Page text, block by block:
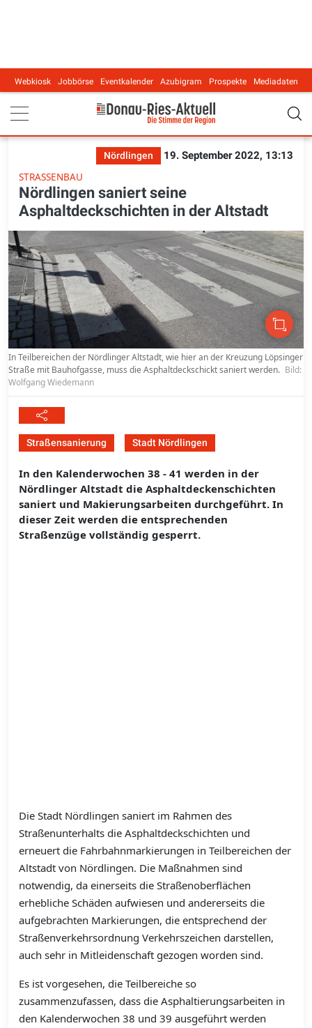
Main navigation
Webkiosk Jobbörse Eventkalender Azubigram Prospekte Mediadaten
Nördlingen
19. September 2022, 13:13
STRASSENBAU
Nördlingen saniert seine
Asphaltdeckschichten in der Altstadt
In Teilbereichen der Nördlinger Altstadt, wie hier an der Kreuzung Löpsinger
Straße mit Bauhofgasse, muss die Asphaltdeckschickt saniert werden. Bild:
Wolfgang Wiedemann
Straßensanierung Stadt Nördlingen
In den Kalenderwochen 38 - 41 werden in der
Nördlinger Altstadt die Asphaltdeckenschichten
saniert und Makierungsarbeiten durchgeführt. In
dieser Zeit werden die entsprechenden
Straßenzüge vollständig gesperrt.
Die Stadt Nördlingen saniert im Rahmen des
Straßenunterhalts die Asphaltdeckschichten und
erneuert die Fahrbahnmarkierungen in Teilbereichen der
Altstadt von Nördlingen. Die Maßnahmen sind
notwendig, da einerseits die Straßenoberflächen
erhebliche Schäden aufwiesen und andererseits die
aufgebrachten Markierungen, die entsprechend der
Straßenverkehrsordnung Verkehrszeichen darstellen,
auch sehr in Mitleidenschaft gezogen worden sind.
Es ist vorgesehen, die Teilbereiche so
zusammenzufassen, dass die Asphaltierungsarbeiten in
den Kalenderwochen 38 und 39 ausgeführt werden